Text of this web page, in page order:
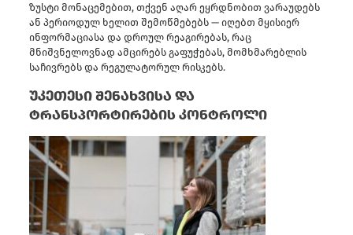
ზუსტი მონაცემებით, თქვენ აღარ ეყრდნობით ვარაუდებს
ან პერიოდულ ხელით შემოწმებებს — იღებთ მყისიერ
ინფორმაციასა და დროულ რეაგირებას, რაც
მნიშვნელოვნად ამცირებს გაფუჭებას, მომხმარებლის
საჩივრებს და რეგულატორულ რისკებს.
უკეთესი შენახვისა და
ტრანსპორტირების კონტროლი